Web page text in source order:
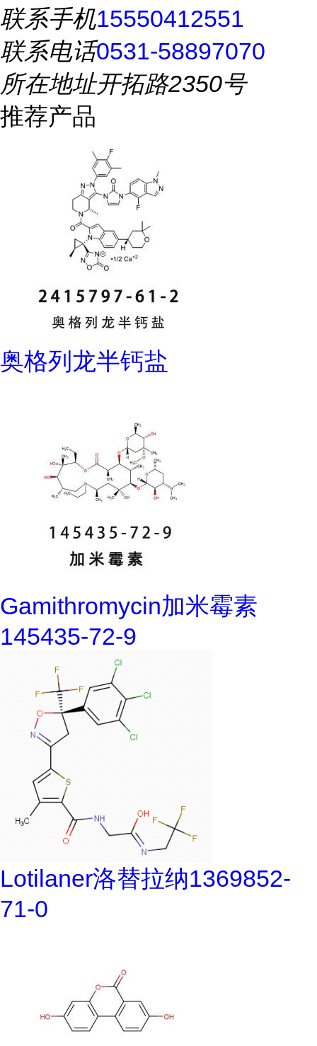
联系手机15550412551
联系电话0531-58897070
所在地址开拓路2350号
推荐产品
奥格列龙半钙盐
Gamithromycin加米霉素
145435-72-9
Lotilaner洛替拉纳1369852-
71-0